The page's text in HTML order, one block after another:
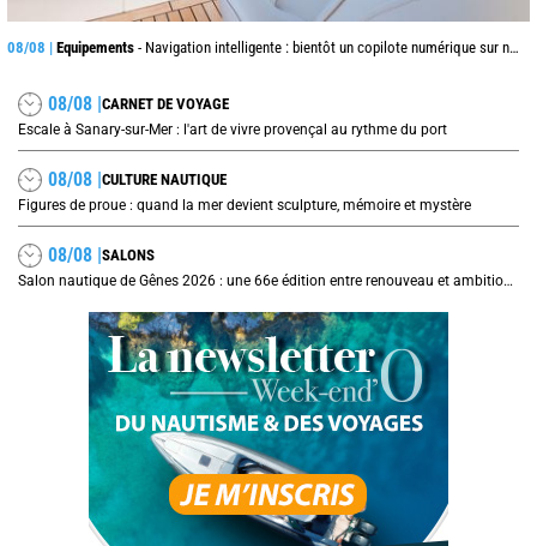
08/08 | Equipements - Navigation intelligente : bientôt un copilote numérique sur nos voiliers ?
08/08 |CARNET DE VOYAGE
Escale à Sanary-sur-Mer : l'art de vivre provençal au rythme du port
08/08 |CULTURE NAUTIQUE
Figures de proue : quand la mer devient sculpture, mémoire et mystère
08/08 |SALONS
Salon nautique de Gênes 2026 : une 66e édition entre renouveau et ambitions internationales